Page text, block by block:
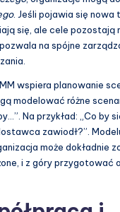
. Jeśli pojawia się nowa
się, ale cele pozostają
na spójne
wspiera planowanie
modelować różne
Na przykład: „Co by
zawiodł?”.
może dokładnie
i z góry przygotować